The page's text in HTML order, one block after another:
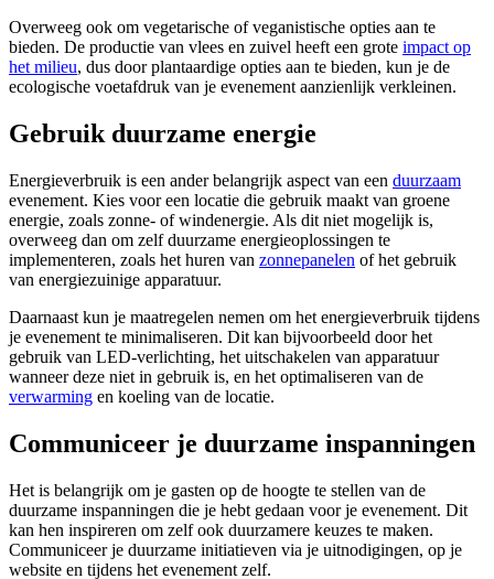
Overweeg ook om vegetarische of veganistische opties aan te
bieden. De productie van vlees en zuivel heeft een grote impact op
het milieu, dus door plantaardige opties aan te bieden, kun je de
ecologische voetafdruk van je evenement aanzienlijk verkleinen.
Gebruik duurzame energie
Energieverbruik is een ander belangrijk aspect van een duurzaam
evenement. Kies voor een locatie die gebruik maakt van groene
energie, zoals zonne- of windenergie. Als dit niet mogelijk is,
overweeg dan om zelf duurzame energieoplossingen te
implementeren, zoals het huren van zonnepanelen of het gebruik
van energiezuinige apparatuur.
Daarnaast kun je maatregelen nemen om het energieverbruik tijdens
je evenement te minimaliseren. Dit kan bijvoorbeeld door het
gebruik van LED-verlichting, het uitschakelen van apparatuur
wanneer deze niet in gebruik is, en het optimaliseren van de
verwarming en koeling van de locatie.
Communiceer je duurzame inspanningen
Het is belangrijk om je gasten op de hoogte te stellen van de
duurzame inspanningen die je hebt gedaan voor je evenement. Dit
kan hen inspireren om zelf ook duurzamere keuzes te maken.
Communiceer je duurzame initiatieven via je uitnodigingen, op je
website en tijdens het evenement zelf.